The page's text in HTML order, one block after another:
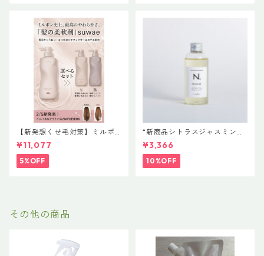
【新発想くせ毛対策】ミルボ
ン 新ブランド「suwae（スワ
エ）」ボトルサイズ選べるセ
ット｜リラクシングシャンプ
ー 500mL ＋ トリートメント
¥11,077
5%OFF
“新商品シトラスジャスミン入
荷” N. ポリッシュオイル NE
T.150ml 定価3400円（税込37
40円）
¥3,366
10%OFF
その他の商品